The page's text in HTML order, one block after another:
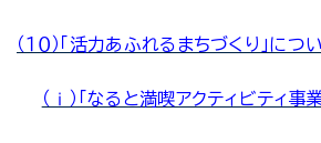
（１０）「活力あふれるまちづくり」につ
（ⅰ）「なると満喫アクティビティ事